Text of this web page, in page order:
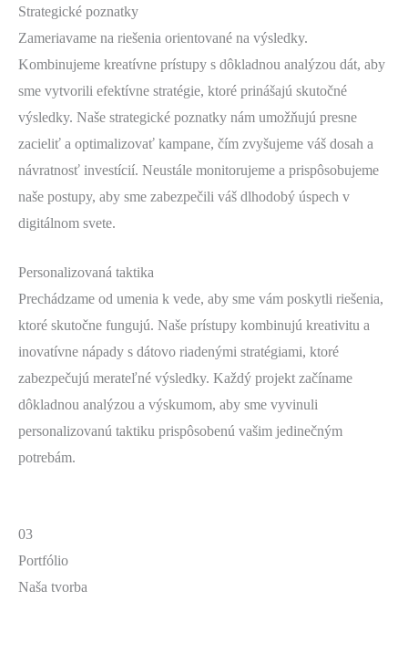
Strategické poznatky
Zameriavame na riešenia orientované na výsledky.
Kombinujeme kreatívne prístupy s dôkladnou analýzou dát, aby
sme vytvorili efektívne stratégie, ktoré prinášajú skutočné
výsledky. Naše strategické poznatky nám umožňujú presne
zacieliť a optimalizovať kampane, čím zvyšujeme váš dosah a
návratnosť investícií. Neustále monitorujeme a prispôsobujeme
naše postupy, aby sme zabezpečili váš dlhodobý úspech v
digitálnom svete.
Personalizovaná taktika
Prechádzame od umenia k vede, aby sme vám poskytli riešenia,
ktoré skutočne fungujú. Naše prístupy kombinujú kreativitu a
inovatívne nápady s dátovo riadenými stratégiami, ktoré
zabezpečujú merateľné výsledky. Každý projekt začíname
dôkladnou analýzou a výskumom, aby sme vyvinuli
personalizovanú taktiku prispôsobenú vašim jedinečným
potrebám.
03
Portfólio
Naša tvorba